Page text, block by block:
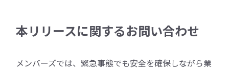
本リリースに関するお問い合わせ
メンバーズでは、緊急事態でも安全を確保しながら業